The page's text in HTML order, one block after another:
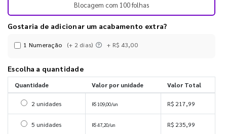
Blocagem com 100 folhas
Gostaria de adicionar um acabamento extra?
1 Numeração (+ 2 dias) + R$ 43,00
Escolha a quantidade
Quantidade Valor por unidade Valor Total
Selecionar 2 unidades
2 unidades R$ 109,00/un R$ 217,99
Selecionar 5 unidades
5 unidades R$ 47,20/un R$ 235,99